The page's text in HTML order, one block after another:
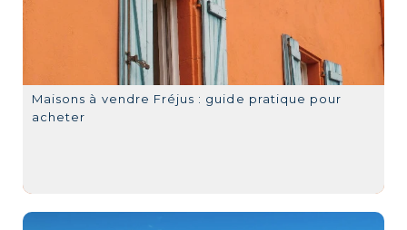
Maisons à vendre Fréjus : guide pratique pour
acheter